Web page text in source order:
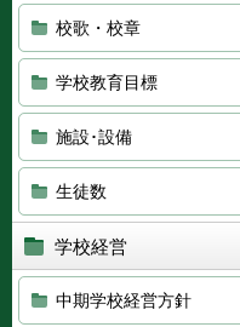
校歌・校章
学校教育目標
施設･設備
生徒数
学校経営
中期学校経営方針